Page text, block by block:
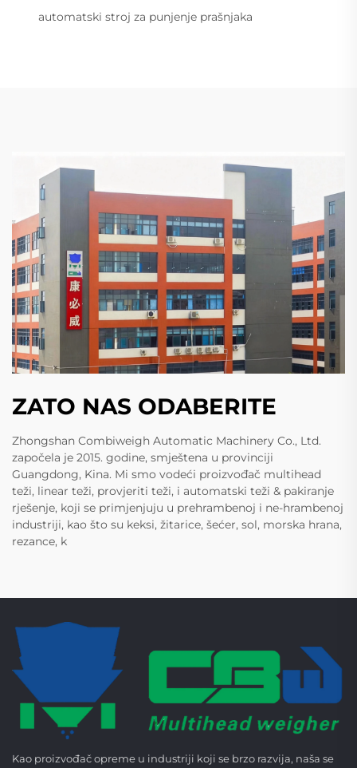
automatski stroj za punjenje prašnjaka
ZATO NAS ODABERITE
Zhongshan Combiweigh Automatic Machinery Co., Ltd.
započela je 2015. godine, smještena u provinciji
Guangdong, Kina. Mi smo vodeći proizvođač multihead
teži, linear teži, provjeriti teži, i automatski teži & pakiranje
rješenje, koji se primjenjuju u prehrambenoj i ne-hrambenoj
industriji, kao što su keksi, žitarice, šećer, sol, morska hrana,
rezance, k
Kao proizvođač opreme u industriji koji se brzo razvija, naša se